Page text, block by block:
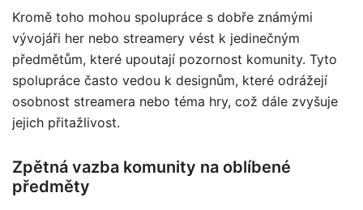
Kromě toho mohou spolupráce s dobře známými
vývojáři her nebo streamery vést k jedinečným
předmětům, které upoutají pozornost komunity. Tyto
spolupráce často vedou k designům, které odrážejí
osobnost streamera nebo téma hry, což dále zvyšuje
jejich přitažlivost.
Zpětná vazba komunity na oblíbené
předměty